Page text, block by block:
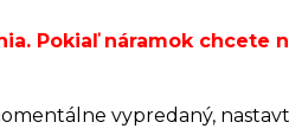
Pokiaľ náramok
vypredaný,